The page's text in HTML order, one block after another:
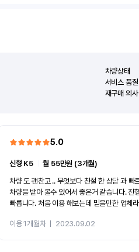
차량상태
서비스 품질
재구매 의사
5.0
신형 K5 ㅣ월 55만원 (3개월)
차량 도 괜찬고 .. 무엇보다 친절 한 상담 과 빠르게
차량을 받아 볼수 있어서 좋은거 같습니다. 진행이
빠릅니다. 처음 이용 해보는데 믿을만한 업체라고
이용 1개월차ㅣ 2023.09.02